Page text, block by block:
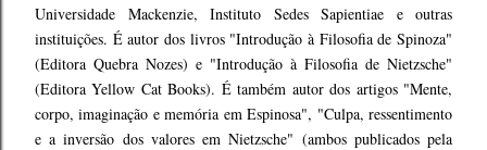
Universidade Mackenzie, Instituto Sedes Sapientiae e outras
instituições. É autor dos livros "Introdução à Filosofia de Spinoza"
(Editora Quebra Nozes) e "Introdução à Filosofia de Nietzsche"
(Editora Yellow Cat Books). É também autor dos artigos "Mente,
corpo, imaginação e memória em Espinosa", "Culpa, ressentimento
e a inversão dos valores em Nietzsche" (ambos publicados pela